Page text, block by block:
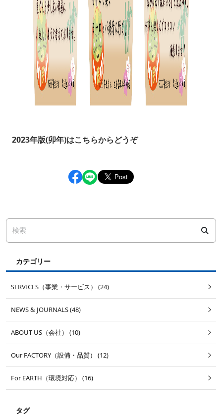
2023年版(卯年)はこちらからどうぞ
カテゴリー
SERVICES（事業・サービス） (24)
NEWS & JOURNALS (48)
ABOUT US（会社） (10)
Our FACTORY（設備・品質） (12)
For EARTH（環境対応） (16)
タグ